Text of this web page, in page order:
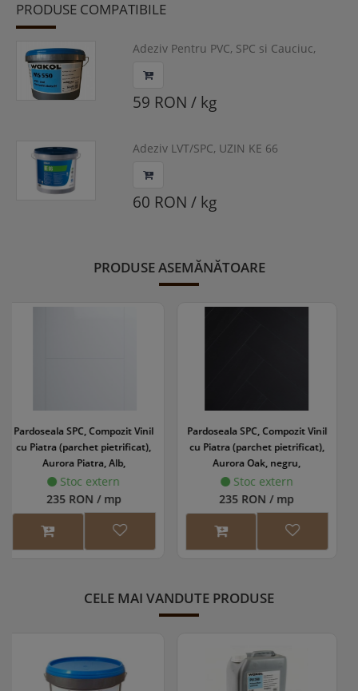
Clasa de trafic : 33/AC5 ;
Instalare : Flotant ;
Incalzire prin pardoseala :Compatibil ;
Underlayer :
Rezistenta la foc :
Bfl-s1 ;
Conductivitate termica(m2*K/W):
PRODUSE COMPATIBILE
Adeziv Pentru PVC, SPC si Cauciuc,
59 RON / kg
Adeziv LVT/SPC, UZIN KE 66
60 RON / kg
PRODUSE ASEMĂNĂTOARE
Pardoseala SPC, Compozit Vinil
cu Piatra (parchet pietrificat),
Aurora Oak, negru,
Herringbone,
740x148x6/0.5mm, AURHER-
U190/0
Stoc extern
235 RON / mp
Pardoseala SPC, Compozit Vinil
cu Piatra (parchet pietrificat),
Oak Glasgow, Herringbone,
625x125x5.5/0.5mm, WINHER-
1168/0
Stoc extern
167 RON / mp 210 RON
CELE MAI VANDUTE PRODUSE